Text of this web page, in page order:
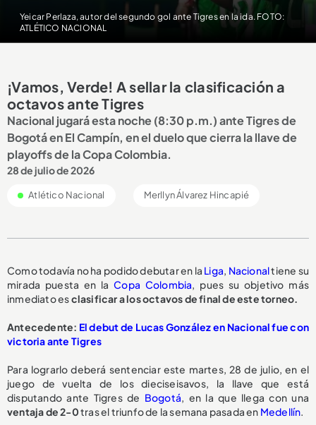
Yeicar Perlaza, autor del segundo gol ante Tigres en la ida. FOTO:
ATLÉTICO NACIONAL
¡Vamos, Verde! A sellar la clasificación a
octavos ante Tigres
Nacional jugará esta noche (8:30 p.m.) ante Tigres de
Bogotá en El Campín, en el duelo que cierra la llave de
playoffs de la Copa Colombia.
28 de julio de 2026
Atlético Nacional Merllyn Álvarez Hincapié
Como todavía no ha podido debutar en la Liga, Nacionaltiene su
mirada puesta en laCopa Colombia, pues su objetivo más
inmediato esclasificar a los octavos de final de este torneo.
Antecedente: El debut de Lucas González en Nacional fue con
victoria ante Tigres
Para lograrlo deberá sentenciar este martes, 28 de julio, en el
juego de vuelta de los dieciseisavos, la llave que está
disputando ante Tigres de Bogotá, en la que llega con una
ventaja de 2-0tras el triunfo de la semana pasada en Medellín.